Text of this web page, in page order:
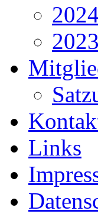
2024
2023
Links